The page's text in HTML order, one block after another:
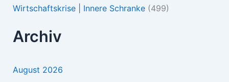
Wirtschaftskrise | Innere Schranke(499)
Archiv
August 2026